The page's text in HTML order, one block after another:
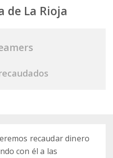
de La Rioja
recaudar dinero
con él a las